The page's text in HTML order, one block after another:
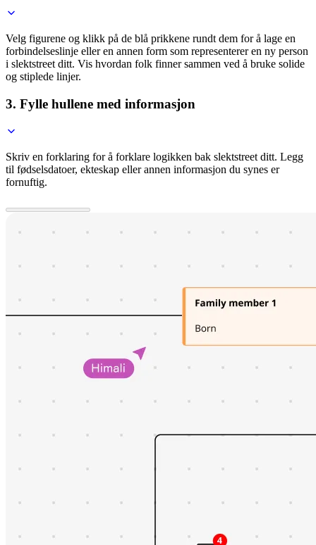
Velg figurene og klikk på de blå prikkene rundt dem for å lage en
forbindelseslinje eller en annen form som representerer en ny person
i slektstreet ditt. Vis hvordan folk finner sammen ved å bruke solide
og stiplede linjer.
3. Fylle hullene med informasjon
Skriv en forklaring for å forklare logikken bak slektstreet ditt. Legg
til fødselsdatoer, ekteskap eller annen informasjon du synes er
fornuftig.